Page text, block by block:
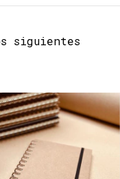
siguientes